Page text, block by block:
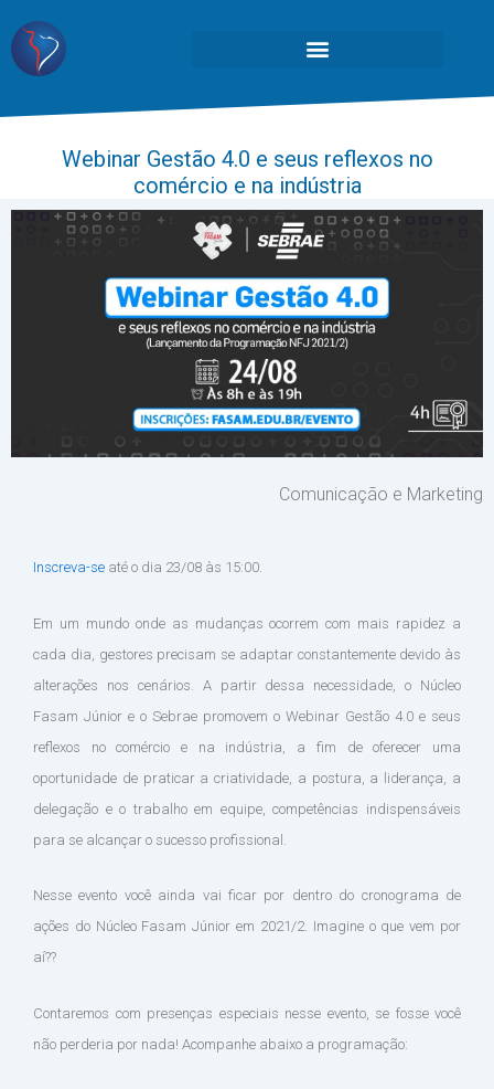
Webinar Gestão 4.0 e seus reflexos no
comércio e na indústria
Comunicação e Marketing
Inscreva-se até o dia 23/08 às 15:00.
Em um mundo onde as mudanças ocorrem com mais rapidez a
cada dia, gestores precisam se adaptar constantemente devido às
alterações nos cenários. A partir dessa necessidade, o Núcleo
Fasam Júnior e o Sebrae promovem o Webinar Gestão 4.0 e seus
reflexos no comércio e na indústria, a fim de oferecer uma
oportunidade de praticar a criatividade, a postura, a liderança, a
delegação e o trabalho em equipe, competências indispensáveis
para se alcançar o sucesso profissional.
Nesse evento você ainda vai ficar por dentro do cronograma de
ações do Núcleo Fasam Júnior em 2021/2. Imagine o que vem por
aí??
Contaremos com presenças especiais nesse evento, se fosse você
não perderia por nada! Acompanhe abaixo a programação: